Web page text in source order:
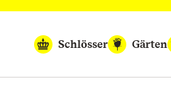
Schlösser
Gärten